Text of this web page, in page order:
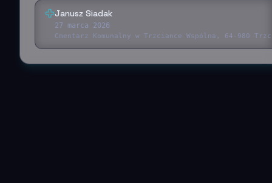
Janusz Siadak
27 marca 2026
Cmentarz Komunalny w Trzciance Wspólna, 64-980